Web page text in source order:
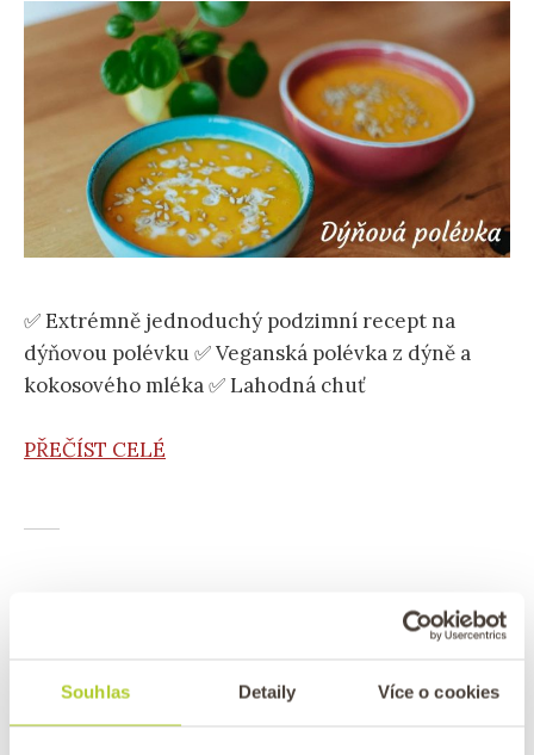
Souhlas Detaily Více o cookies
✅ Extrémně jednoduchý podzimní recept na
dýňovou polévku ✅ Veganská polévka z dýně a
kokosového mléka ✅ Lahodná chuť
PŘEČÍST CELÉ
potřebujete vědět